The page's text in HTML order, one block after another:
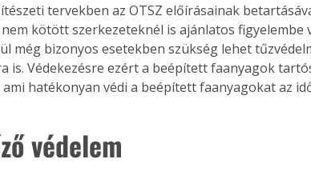
tervekben az OTSZ előírásainak
kötött szerkezeteknél is ajánlatos figyelembe
még bizonyos esetekben szükség lehet
is. Védekezésre ezért a beépített faanyagok
ami hatékonyan védi a beépített faanyagokat az
védelem